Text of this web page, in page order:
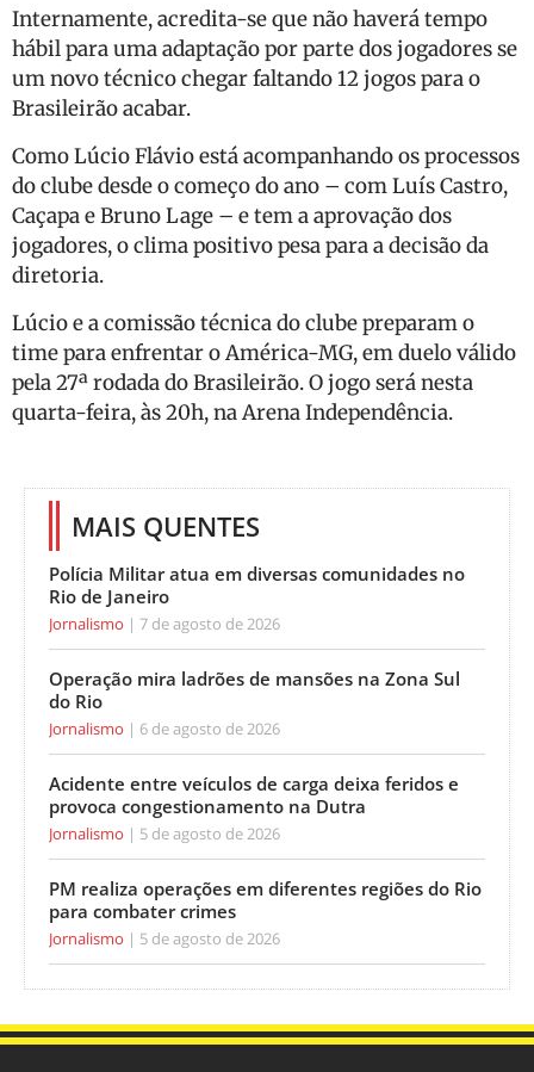
Internamente, acredita-se que não haverá tempo
hábil para uma adaptação por parte dos jogadores se
um novo técnico chegar faltando 12 jogos para o
Brasileirão acabar.
Como Lúcio Flávio está acompanhando os processos
do clube desde o começo do ano – com Luís Castro,
Caçapa e Bruno Lage – e tem a aprovação dos
jogadores, o clima positivo pesa para a decisão da
diretoria.
Lúcio e a comissão técnica do clube preparam o
time para enfrentar o América-MG, em duelo válido
pela 27ª rodada do Brasileirão. O jogo será nesta
quarta-feira, às 20h, na Arena Independência.
MAIS QUENTES
Polícia Militar atua em diversas comunidades no
Rio de Janeiro
Jornalismo 7 de agosto de 2026
Operação mira ladrões de mansões na Zona Sul
do Rio
Jornalismo 6 de agosto de 2026
Acidente entre veículos de carga deixa feridos e
provoca congestionamento na Dutra
Jornalismo 5 de agosto de 2026
PM realiza operações em diferentes regiões do Rio
para combater crimes
Jornalismo 5 de agosto de 2026